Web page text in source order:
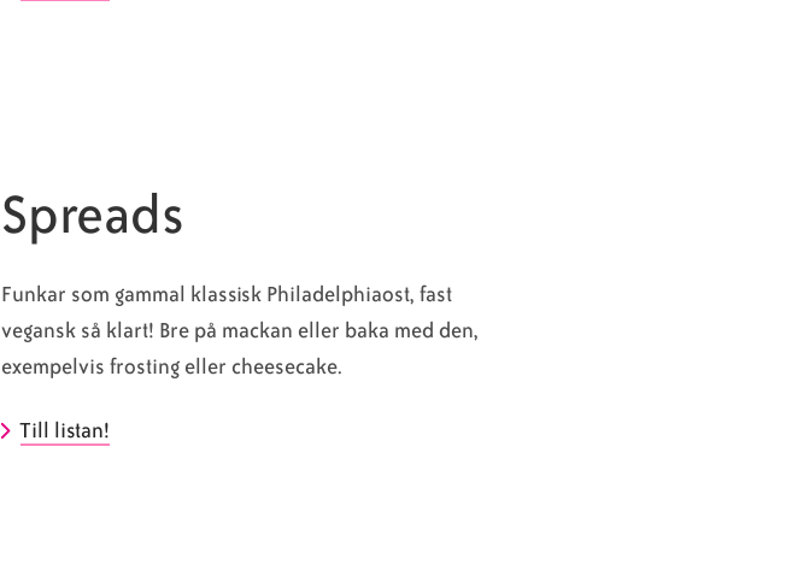
Spreads
Funkar som gammal klassisk Philadelphiaost, fast
vegansk så klart! Bre på mackan eller baka med den,
exempelvis frosting eller cheesecake.
Till listan!